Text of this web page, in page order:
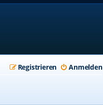
Anmelden
Registrieren